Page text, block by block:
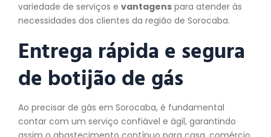
variedade de serviços e vantagens para atender às
necessidades dos clientes da região de Sorocaba.
Entrega rápida e segura
de botijão de gás
Ao precisar de gás em Sorocaba, é fundamental
contar com um serviço confiável e ágil, garantindo